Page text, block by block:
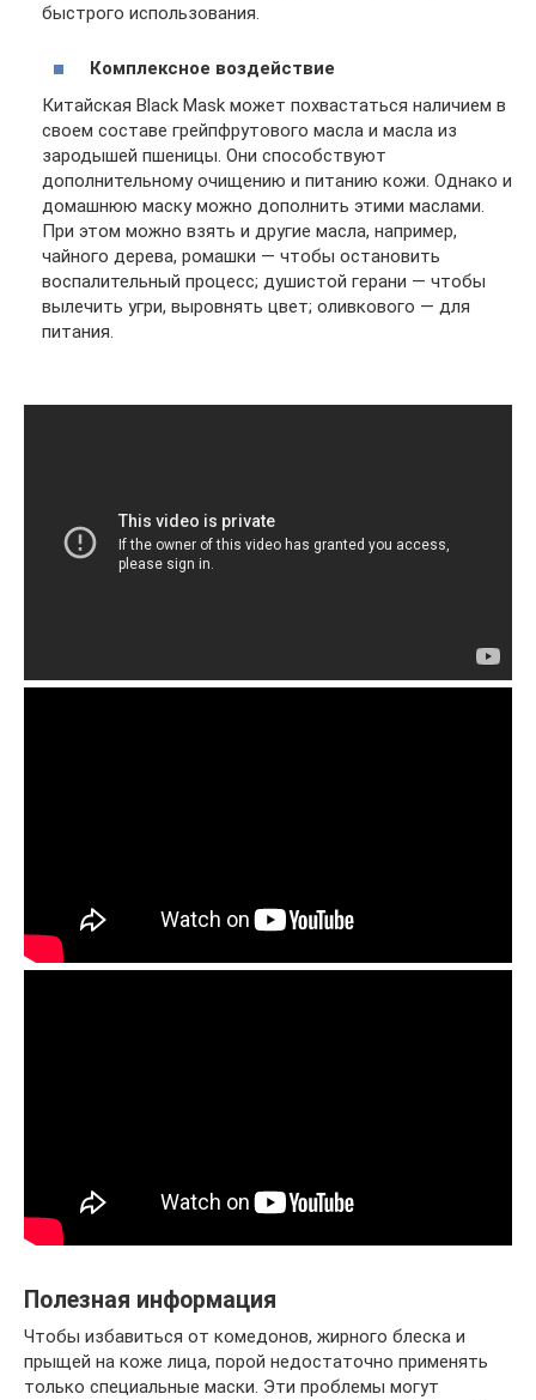
быстрого использования.
Комплексное воздействие
Китайская Black Mask может похвастаться наличием в
своем составе грейпфрутового масла и масла из
зародышей пшеницы. Они способствуют
дополнительному очищению и питанию кожи. Однако и
домашнюю маску можно дополнить этими маслами.
При этом можно взять и другие масла, например,
чайного дерева, ромашки — чтобы остановить
воспалительный процесс; душистой герани — чтобы
вылечить угри, выровнять цвет; оливкового — для
питания.
Полезная информация
Чтобы избавиться от комедонов, жирного блеска и
прыщей на коже лица, порой недостаточно применять
только специальные маски. Эти проблемы могут